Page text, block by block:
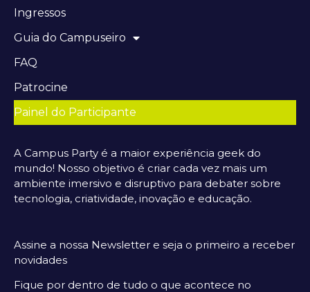
Ingressos
Guia do Campuseiro
FAQ
Patrocine
Painel do Participante
A Campus Party é a maior experiência geek do
mundo! Nosso objetivo é criar cada vez mais um
ambiente imersivo e disruptivo para debater sobre
tecnologia, criatividade, inovação e educação.
Assine a nossa Newsletter e seja o primeiro a receber
novidades
Fique por dentro de tudo o que acontece no